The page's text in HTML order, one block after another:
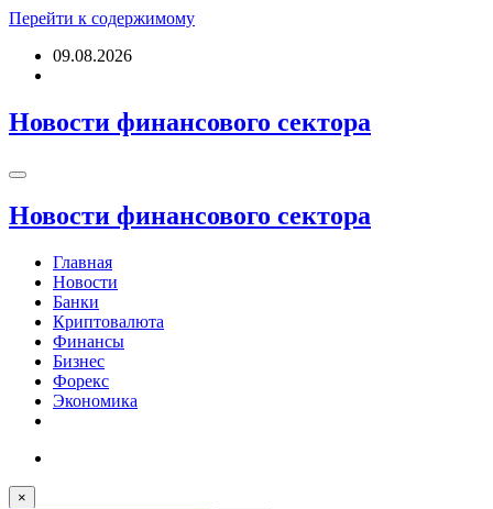
Перейти к содержимому
09.08.2026
Новости финансового сектора
Новости финансового сектора
Главная
Новости
Банки
Криптовалюта
Финансы
Бизнес
Форекс
Экономика
×